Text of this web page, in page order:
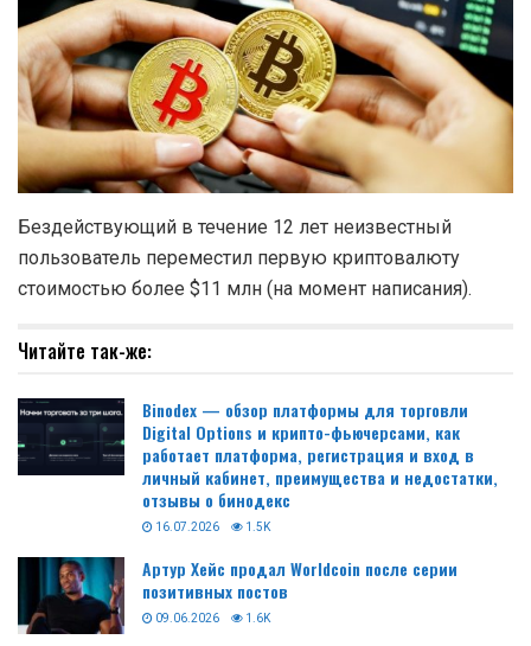
Бездействующий в течение 12 лет неизвестный
пользователь переместил первую криптовалюту
стоимостью более $11 млн (на момент написания).
Читайте так-же:
Binodex — обзор платформы для торговли
Digital Options и крипто-фьючерсами, как
работает платформа, регистрация и вход в
личный кабинет, преимущества и недостатки,
отзывы о бинодекс
16.07.2026 1.5K
Артур Хейс продал Worldcoin после серии
позитивных постов
09.06.2026 1.6K